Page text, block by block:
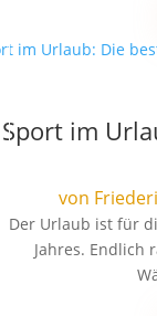
Sport im
von
Der Urlaub ist für
Jahres. Endlich